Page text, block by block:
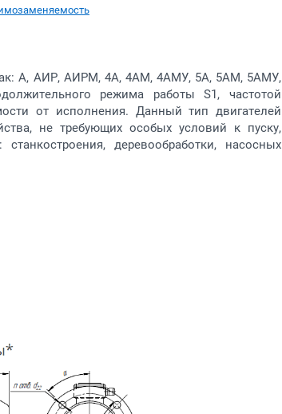
А, АИР, АИРМ, 4А, 4АМ, 4АМУ, 5А, 5АМ, 5АМУ,
режима работы S1, частотой
от исполнения. Данный тип двигателей
не требующих особых условий к пуску,
деревообработки, насосных